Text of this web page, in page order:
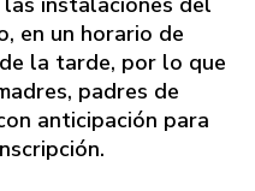
en un horario de
la tarde, por lo que
padres de
anticipación para